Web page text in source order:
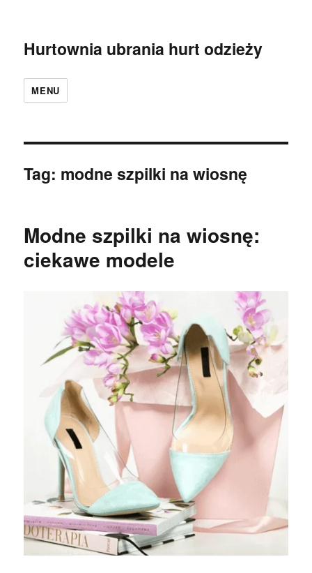
Hurtownia ubrania hurt odzieży
MENU
Tag: modne szpilki na wiosnę
Modne szpilki na wiosnę:
ciekawe modele